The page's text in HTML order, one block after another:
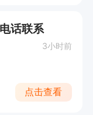
话联系
3小时前
点击查看